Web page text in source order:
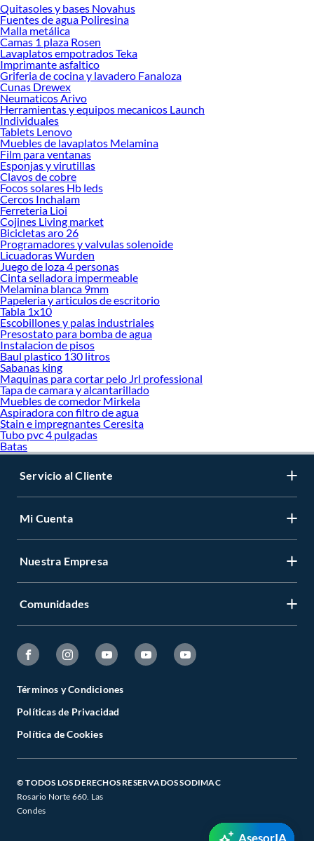
Quitasoles y bases Novahus
Fuentes de agua Poliresina
Malla metálica
Camas 1 plaza Rosen
Lavaplatos empotrados Teka
Imprimante asfaltico
Griferia de cocina y lavadero Fanaloza
Cunas Drewex
Neumaticos Arivo
Herramientas y equipos mecanicos Launch
Individuales
Tablets Lenovo
Muebles de lavaplatos Melamina
Film para ventanas
Esponjas y virutillas
Clavos de cobre
Focos solares Hb leds
Cercos Inchalam
Ferreteria Lioi
Cojines Living market
Bicicletas aro 26
Programadores y valvulas solenoide
Licuadoras Wurden
Juego de loza 4 personas
Cinta selladora impermeable
Melamina blanca 9mm
Papeleria y articulos de escritorio
Tabla 1x10
Escobillones y palas industriales
Presostato para bomba de agua
Instalacion de pisos
Baul plastico 130 litros
Sabanas king
Maquinas para cortar pelo Jrl professional
Tapa de camara y alcantarillado
Muebles de comedor Mirkela
Aspiradora con filtro de agua
Stain e impregnantes Ceresita
Tubo pvc 4 pulgadas
Batas
Servicio al Cliente
Mi Cuenta
Nuestra Empresa
Comunidades
Términos y Condiciones
Políticas de Privacidad
Política de Cookies
© TODOS LOS DERECHOS RESERVADOS SODIMAC
Rosario Norte 660. Las
Condes
AsesorIA